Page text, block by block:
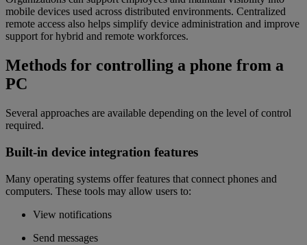
mobile devices used across distributed environments. Centralized
remote access also helps simplify device administration and improve
support for hybrid and remote workforces.
Methods for controlling a phone from a
PC
Several approaches are available depending on the level of control
required.
Built-in device integration features
Many operating systems offer features that connect phones and
computers. These tools may allow users to:
View notifications
Send messages